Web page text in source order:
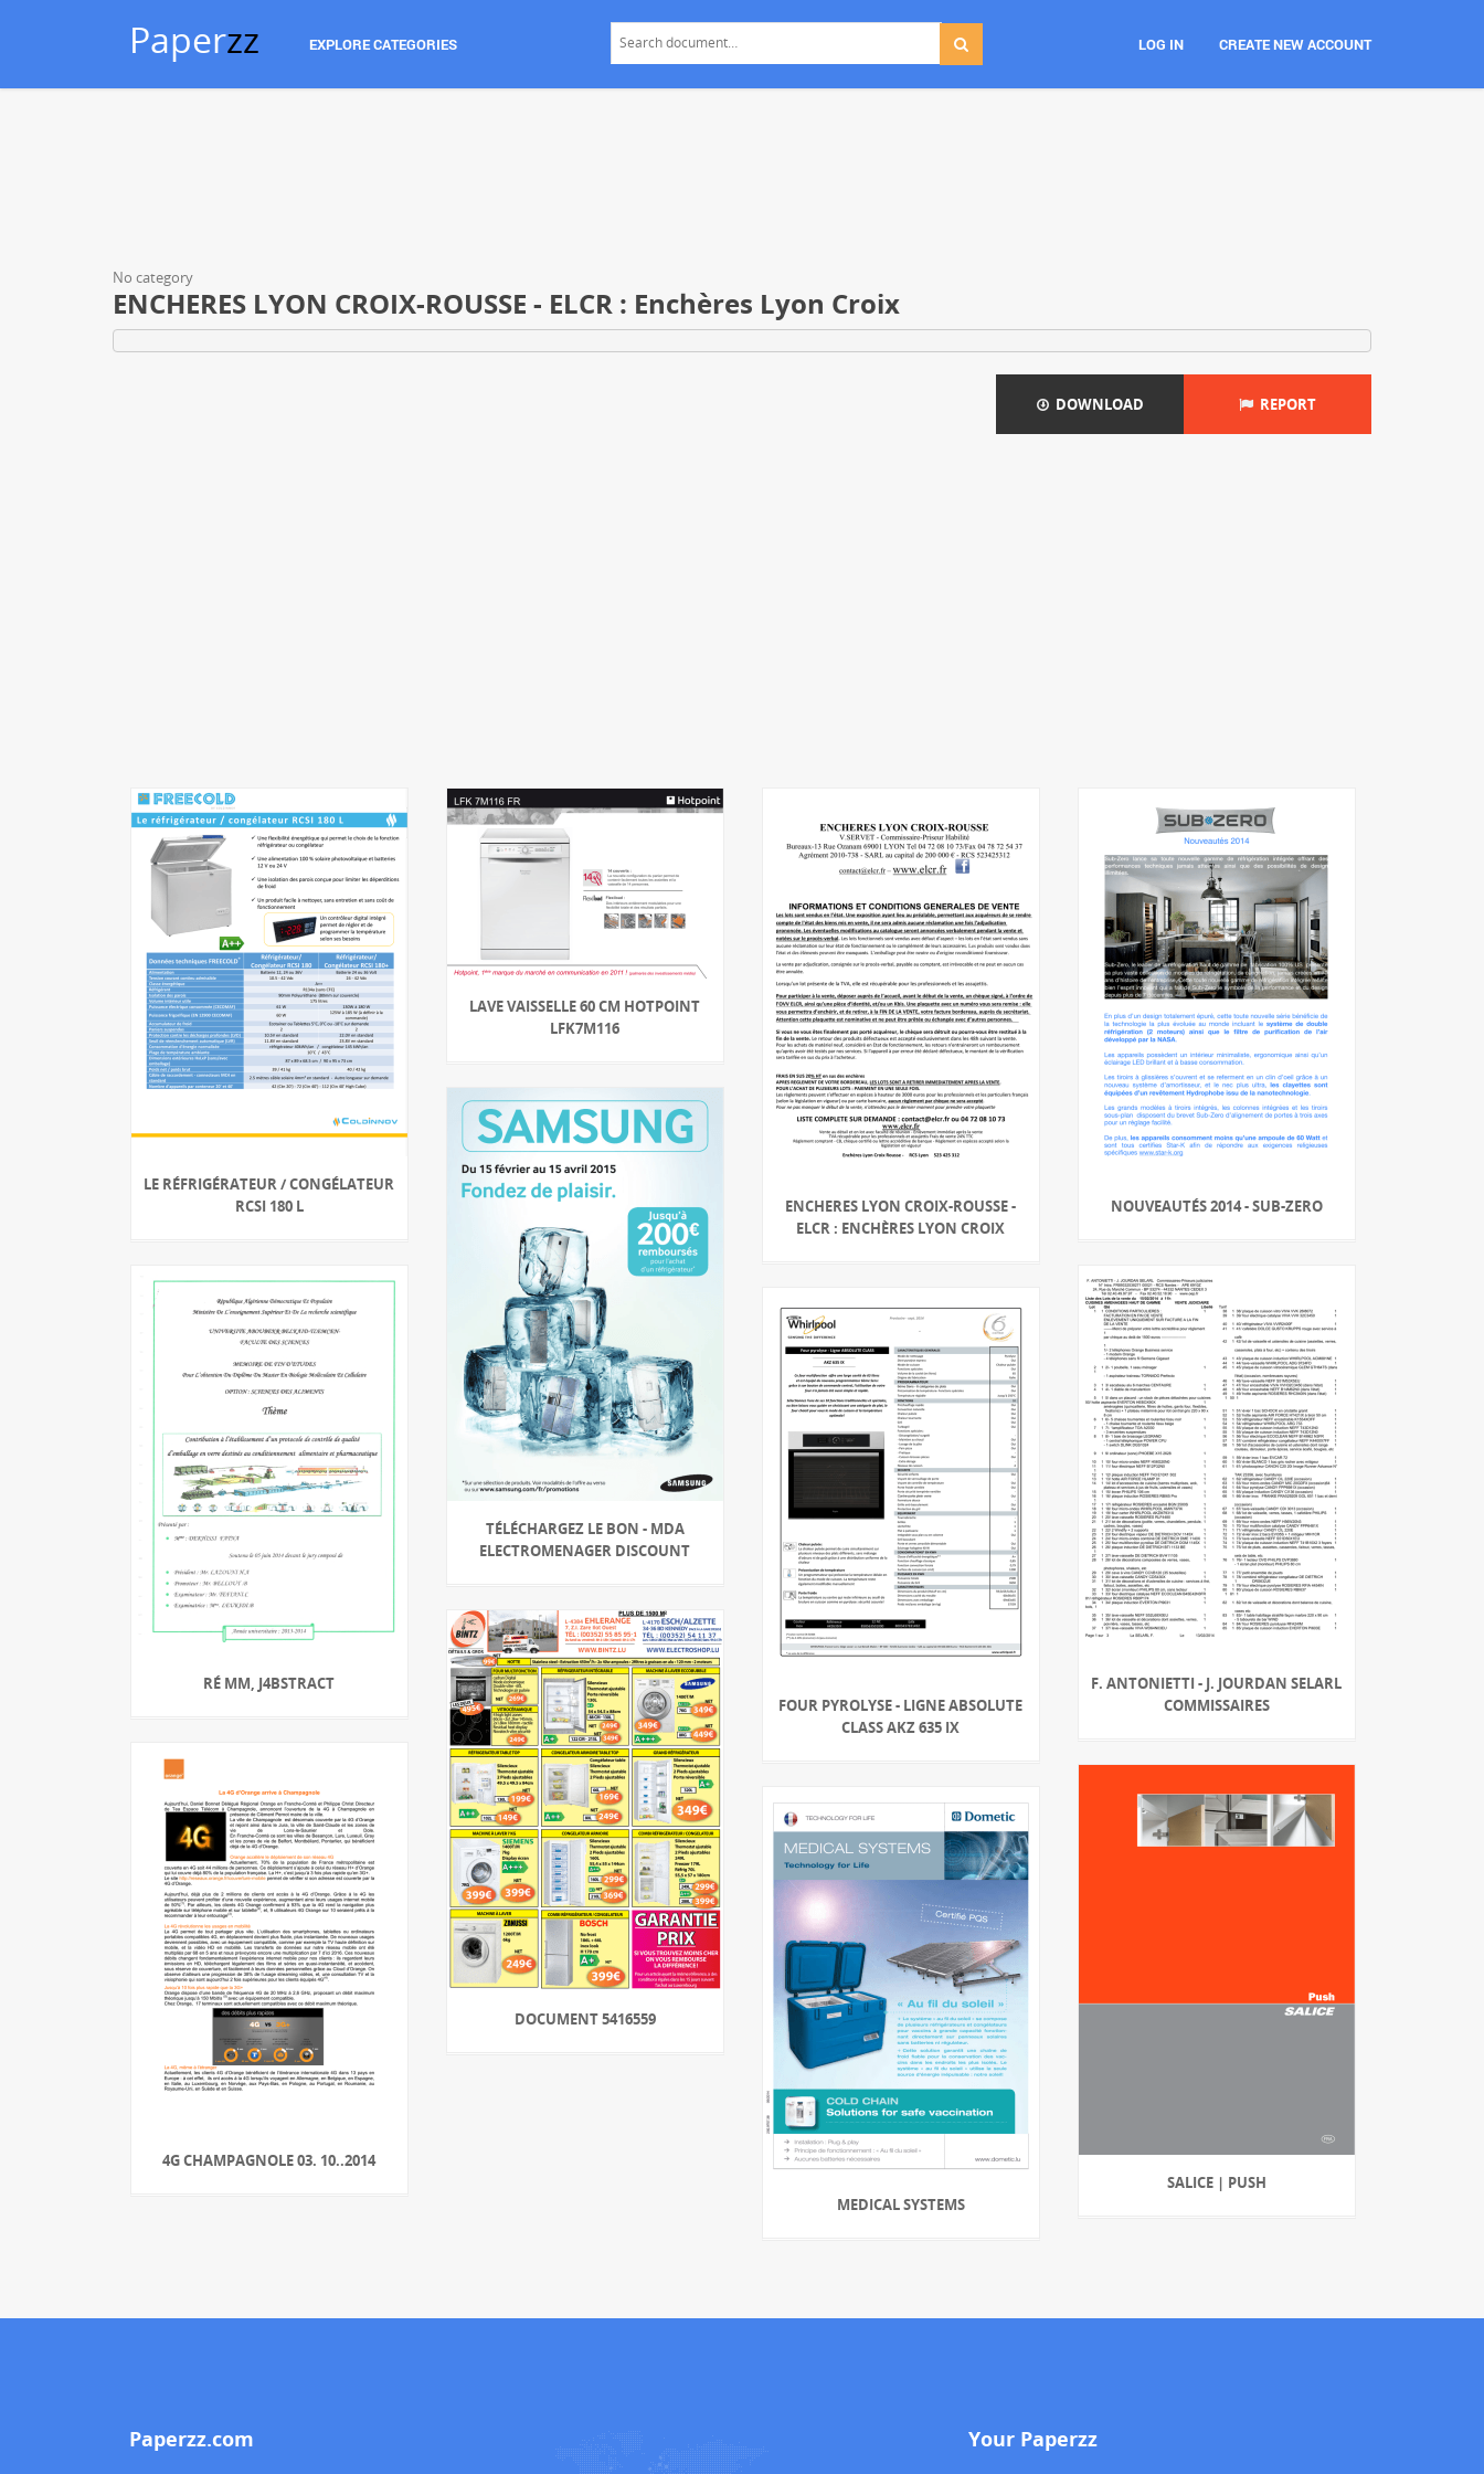
Paperzz EXPLORE CATEGORIES LOG IN CREATE NEW ACCOUNT
No category
ENCHERES LYON CROIX-ROUSSE - ELCR : Enchères Lyon Croix
DOWNLOAD REPORT
LE RÉFRIGÉRATEUR / CONGÉLATEUR
RCSI 180 L
LAVE VAISSELLE 60 CM HOTPOINT
LFK7M116
ENCHERES LYON CROIX-ROUSSE -
ELCR : ENCHÈRES LYON CROIX
NOUVEAUTÉS 2014 - SUB-ZERO
TÉLÉCHARGEZ LE BON - MDA
ELECTROMENAGER DISCOUNT
RÉ MM, J4BSTRACT
F. ANTONIETTI - J. JOURDAN SELARL
COMMISSAIRES
FOUR PYROLYSE - LIGNE ABSOLUTE
CLASS AKZ 635 IX
DOCUMENT 5416559
4G CHAMPAGNOLE 03. 10..2014
SALICE | PUSH
MEDICAL SYSTEMS
Paperzz.com Your Paperzz